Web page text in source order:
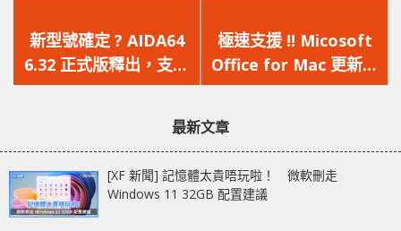
一
篇
文
新型號確定 ? AIDA64
6.32 正式版釋出，支援
多款未發佈的 NVIDIA
一
篇
文
極速支援 !! Micosoft
Office for Mac 更新釋
出，原生支援 M1 Mac
最新文章
[XF 新聞] 記憶體太貴唔玩啦！ 微軟刪走
Windows 11 32GB 配置建議